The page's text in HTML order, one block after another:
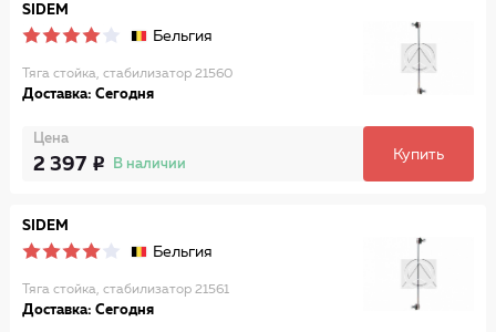
SIDEM
Бельгия
Тяга стойка, стабилизатор 21560
Доставка: Сегодня
Цена
2 397 В наличии
Купить
SIDEM
Бельгия
Тяга стойка, стабилизатор 21561
Доставка: Сегодня